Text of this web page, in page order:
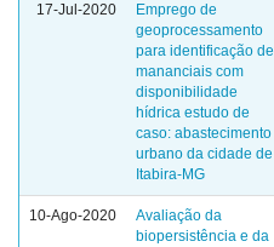
17-Jul-2020
Emprego de
geoprocessamento
para identificação de
mananciais com
disponibilidade
hídrica estudo de
caso: abastecimento
urbano da cidade de
Itabira-MG
10-Ago-2020
Avaliação da
biopersistência e da